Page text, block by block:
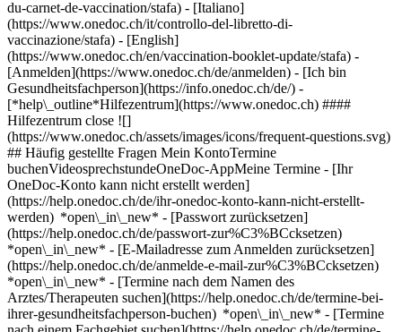
du-carnet-de-vaccination/stafa) - [Italiano]
(https://www.onedoc.ch/it/controllo-del-libretto-di-
vaccinazione/stafa) - [English]
(https://www.onedoc.ch/en/vaccination-booklet-update/stafa) -
[Anmelden](https://www.onedoc.ch/de/anmelden) - [Ich bin
Gesundheitsfachperson](https://info.onedoc.ch/de/) -
[*help\_outline*Hilfezentrum](https://www.onedoc.ch) ####
Hilfezentrum close ![]
(https://www.onedoc.ch/assets/images/icons/frequent-questions.svg)
## Häufig gestellte Fragen Mein KontoTermine
buchenVideosprechstundeOneDoc-AppMeine Termine - [Ihr
OneDoc-Konto kann nicht erstellt werden]
(https://help.onedoc.ch/de/ihr-onedoc-konto-kann-nicht-erstellt-
werden) *open\_in\_new* - [Passwort zurücksetzen]
(https://help.onedoc.ch/de/passwort-zur%C3%BCcksetzen)
*open\_in\_new* - [E-Mailadresse zum Anmelden zurücksetzen]
(https://help.onedoc.ch/de/anmelde-e-mail-zur%C3%BCcksetzen)
*open\_in\_new* - [Termine nach dem Namen des
Arztes/Therapeuten suchen](https://help.onedoc.ch/de/termine-bei-
ihrer-gesundheitsfachperson-buchen) *open\_in\_new* - [Termine